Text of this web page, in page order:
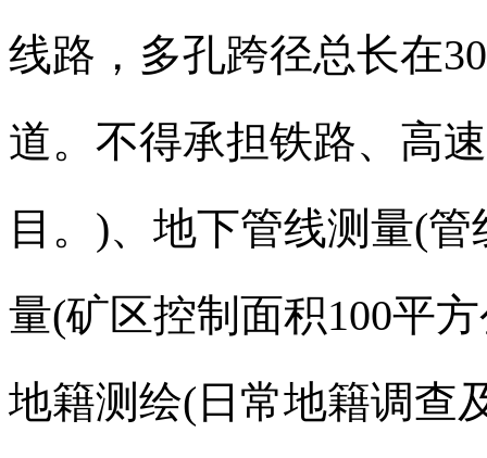
线路，多孔跨径总长在
道。不得承担铁路、高
目。 )、地下管线测量(管
量(矿区控制面积100平
地籍测绘( 日常地籍调查